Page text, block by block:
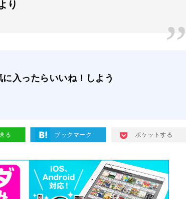
り
に入ったらいいね！しよう
る ブックマーク ポケットする